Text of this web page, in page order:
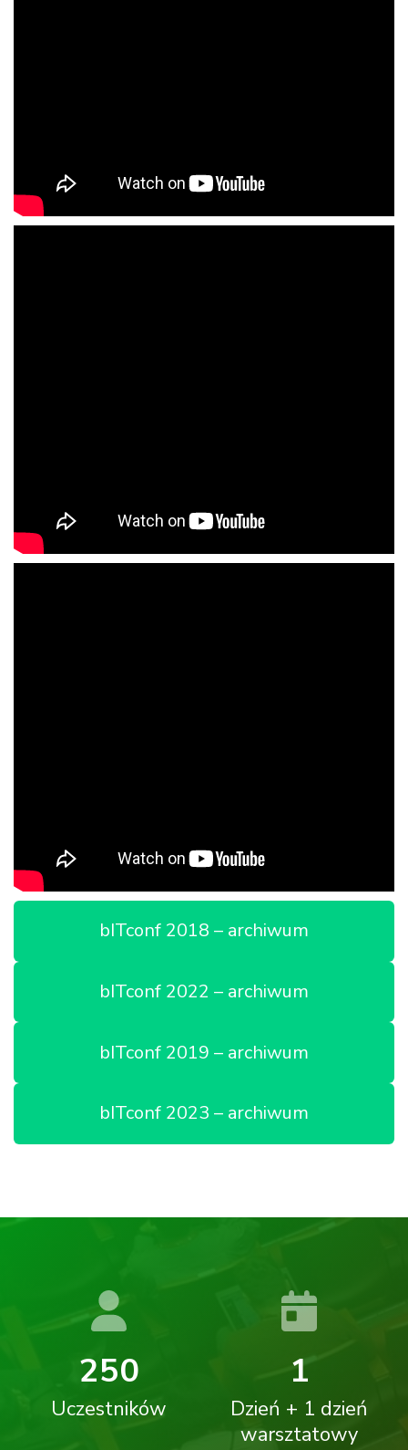
bITconf 2018 – archiwum
bITconf 2022 – archiwum
bITconf 2019 – archiwum
bITconf 2023 – archiwum
Uczestników
250
Dzień + 1 dzień
warsztatowy
1